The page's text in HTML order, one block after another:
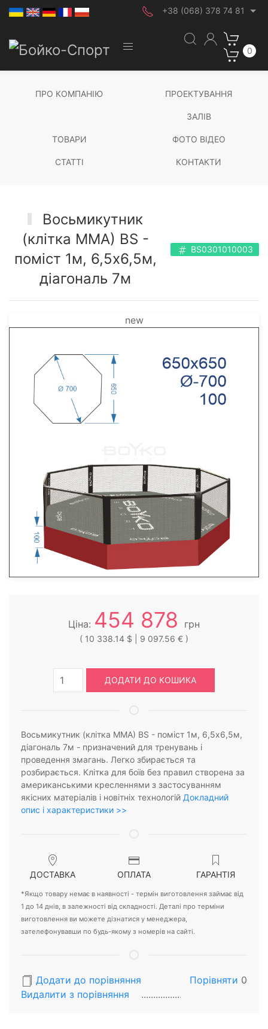
+38 (068) 378 74 81
0
ПРО КОМПАНІЮ ПРОЕКТУВАННЯ
ЗАЛІВ
ТОВАРИ ФОТО ВІДЕО
СТАТТІ КОНТАКТИ
Восьмикутник
(клітка ММА) BS -
поміст 1м, 6,5х6,5м,
діагональ 7м
BS0301010003
new
Ціна: 454 878 грн
( 10 338.14 $ | 9 097.56 € )
ДОДАТИ ДО КОШИКА
Восьмикутник (клітка ММА) BS - поміст 1м, 6,5х6,5м,
діагональ 7м - призначений для тренувань і
проведення змагань. Легко збирається та
розбирається. Клітка для боїв без правил створена за
американськими кресленнями з застосуванням
якісних матеріалів і новітніх технологій Докладний
опис і характеристики >>
ДОСТАВКА ОПЛАТА ГАРАНТІЯ
*Якщо товару немає в наявності - термін виготовлення займає від
1 до 14 днів, в залежності від складності. Деталі про терміни
виготовлення ви можете дізнатися у менеджера,
зателефонувавши по будь-якому з номерів на сайті.
Додати до порівняння
Видалити з порiвняння
Порівняти 0